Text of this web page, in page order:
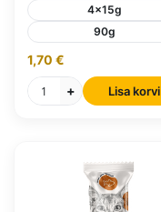
4x15g
90g
1,70 €
+
Lisa korvi